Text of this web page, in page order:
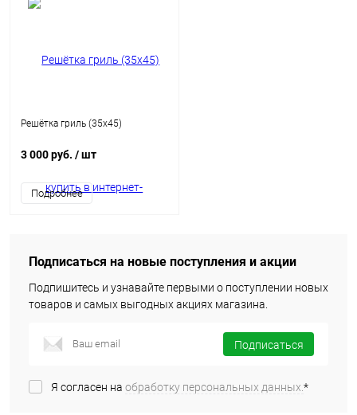
Решётка гриль (35х45)
3 000 руб. / шт
Подробнее
Подписаться на новые поступления и акции
Подпишитесь и узнавайте первыми о поступлении новых
товаров и самых выгодных акциях магазина.
Подписаться
Я согласен на обработку персональных данных.*